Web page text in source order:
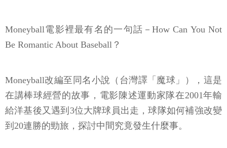
Moneyball電影裡最有名的一句話－How Can You Not
Be Romantic About Baseball？
Moneyball改編至同名小說（台灣譯「魔球」），這是
在講棒球經營的故事，電影陳述運動家隊在2001年輸
給洋基後又遇到3位大牌球員出走，球隊如何補強改變
到20連勝的勁旅，探討中間究竟發生什麼事。